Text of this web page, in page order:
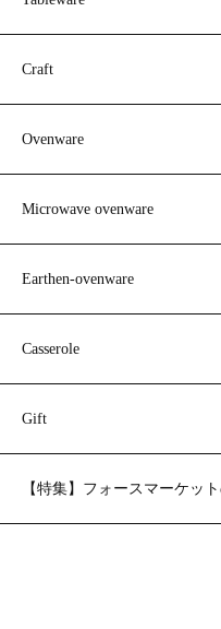
Craft
Ovenware
Microwave ovenware
Earthen-ovenware
Casserole
Gift
【特集】フォースマーケッ